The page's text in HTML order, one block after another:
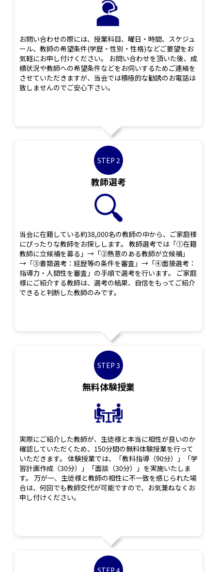
お問い合わせの際には、授業科目、曜日・時間、スケジュ
ール、教師の希望条件(学歴・性別・性格)などご要望をお
気軽にお申し付けください。 お問い合わせを頂いた後、成
績状況や教師への希望条件などをお伺いするためご連絡を
させていただきますが、当会では積極的な勧誘のお電話は
致しませんのでご安心下さい。
STEP 2
教師選考
当会に在籍している約38,000名の教師の中から、ご家庭様
にぴったりな教師をお探しします。 教師選考では「①在籍
教師に立候補を募る」→「②熱意のある教師が立候補」
→「③書類選考：経歴等の条件を審査」→「④面接選考：
指導力・人間性を審査」の手順で選考を行います。 ご家庭
様にご紹介する教師は、選考の結果、自信をもってご紹介
できると判断した教師のみです。
STEP 3
無料体験授業
実際にご紹介した教師が、生徒様と本当に相性が良いのか
確認していただくため、150分間の無料体験授業を行って
いただきます。 体験授業では、「教科指導（90分）」「学
習計画作成（30分）」「面談（30分）」を実施いたしま
す。 万が一、生徒様と教師の相性に不一致を感じられた場
合は、何回でも教師交代が可能ですので、お気兼ねなくお
申し付けください。